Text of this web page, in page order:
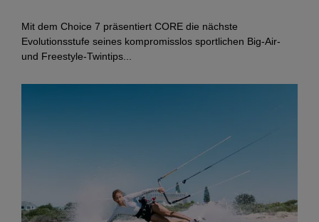
Mit dem Choice 7 präsentiert CORE die nächste
Evolutionsstufe seines kompromisslos sportlichen Big‑Air‑
und Freestyle‑Twintips...